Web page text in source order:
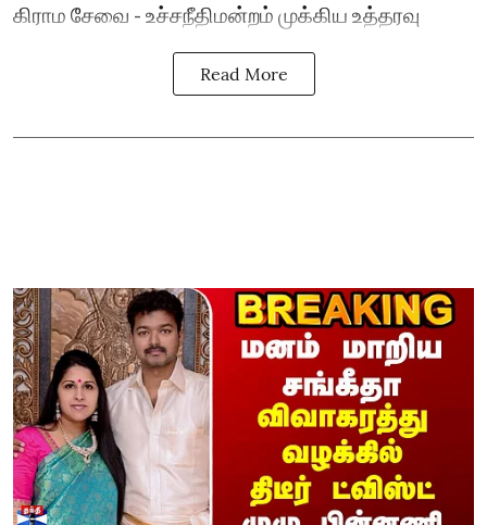
கிராம சேவை - உச்சநீதிமன்றம் முக்கிய உத்தரவு
Read More